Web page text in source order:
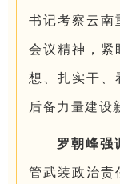
书记考察云南
会议精神，紧
想、扎实干、
后备力量建设
罗朝峰强
管武装政治责